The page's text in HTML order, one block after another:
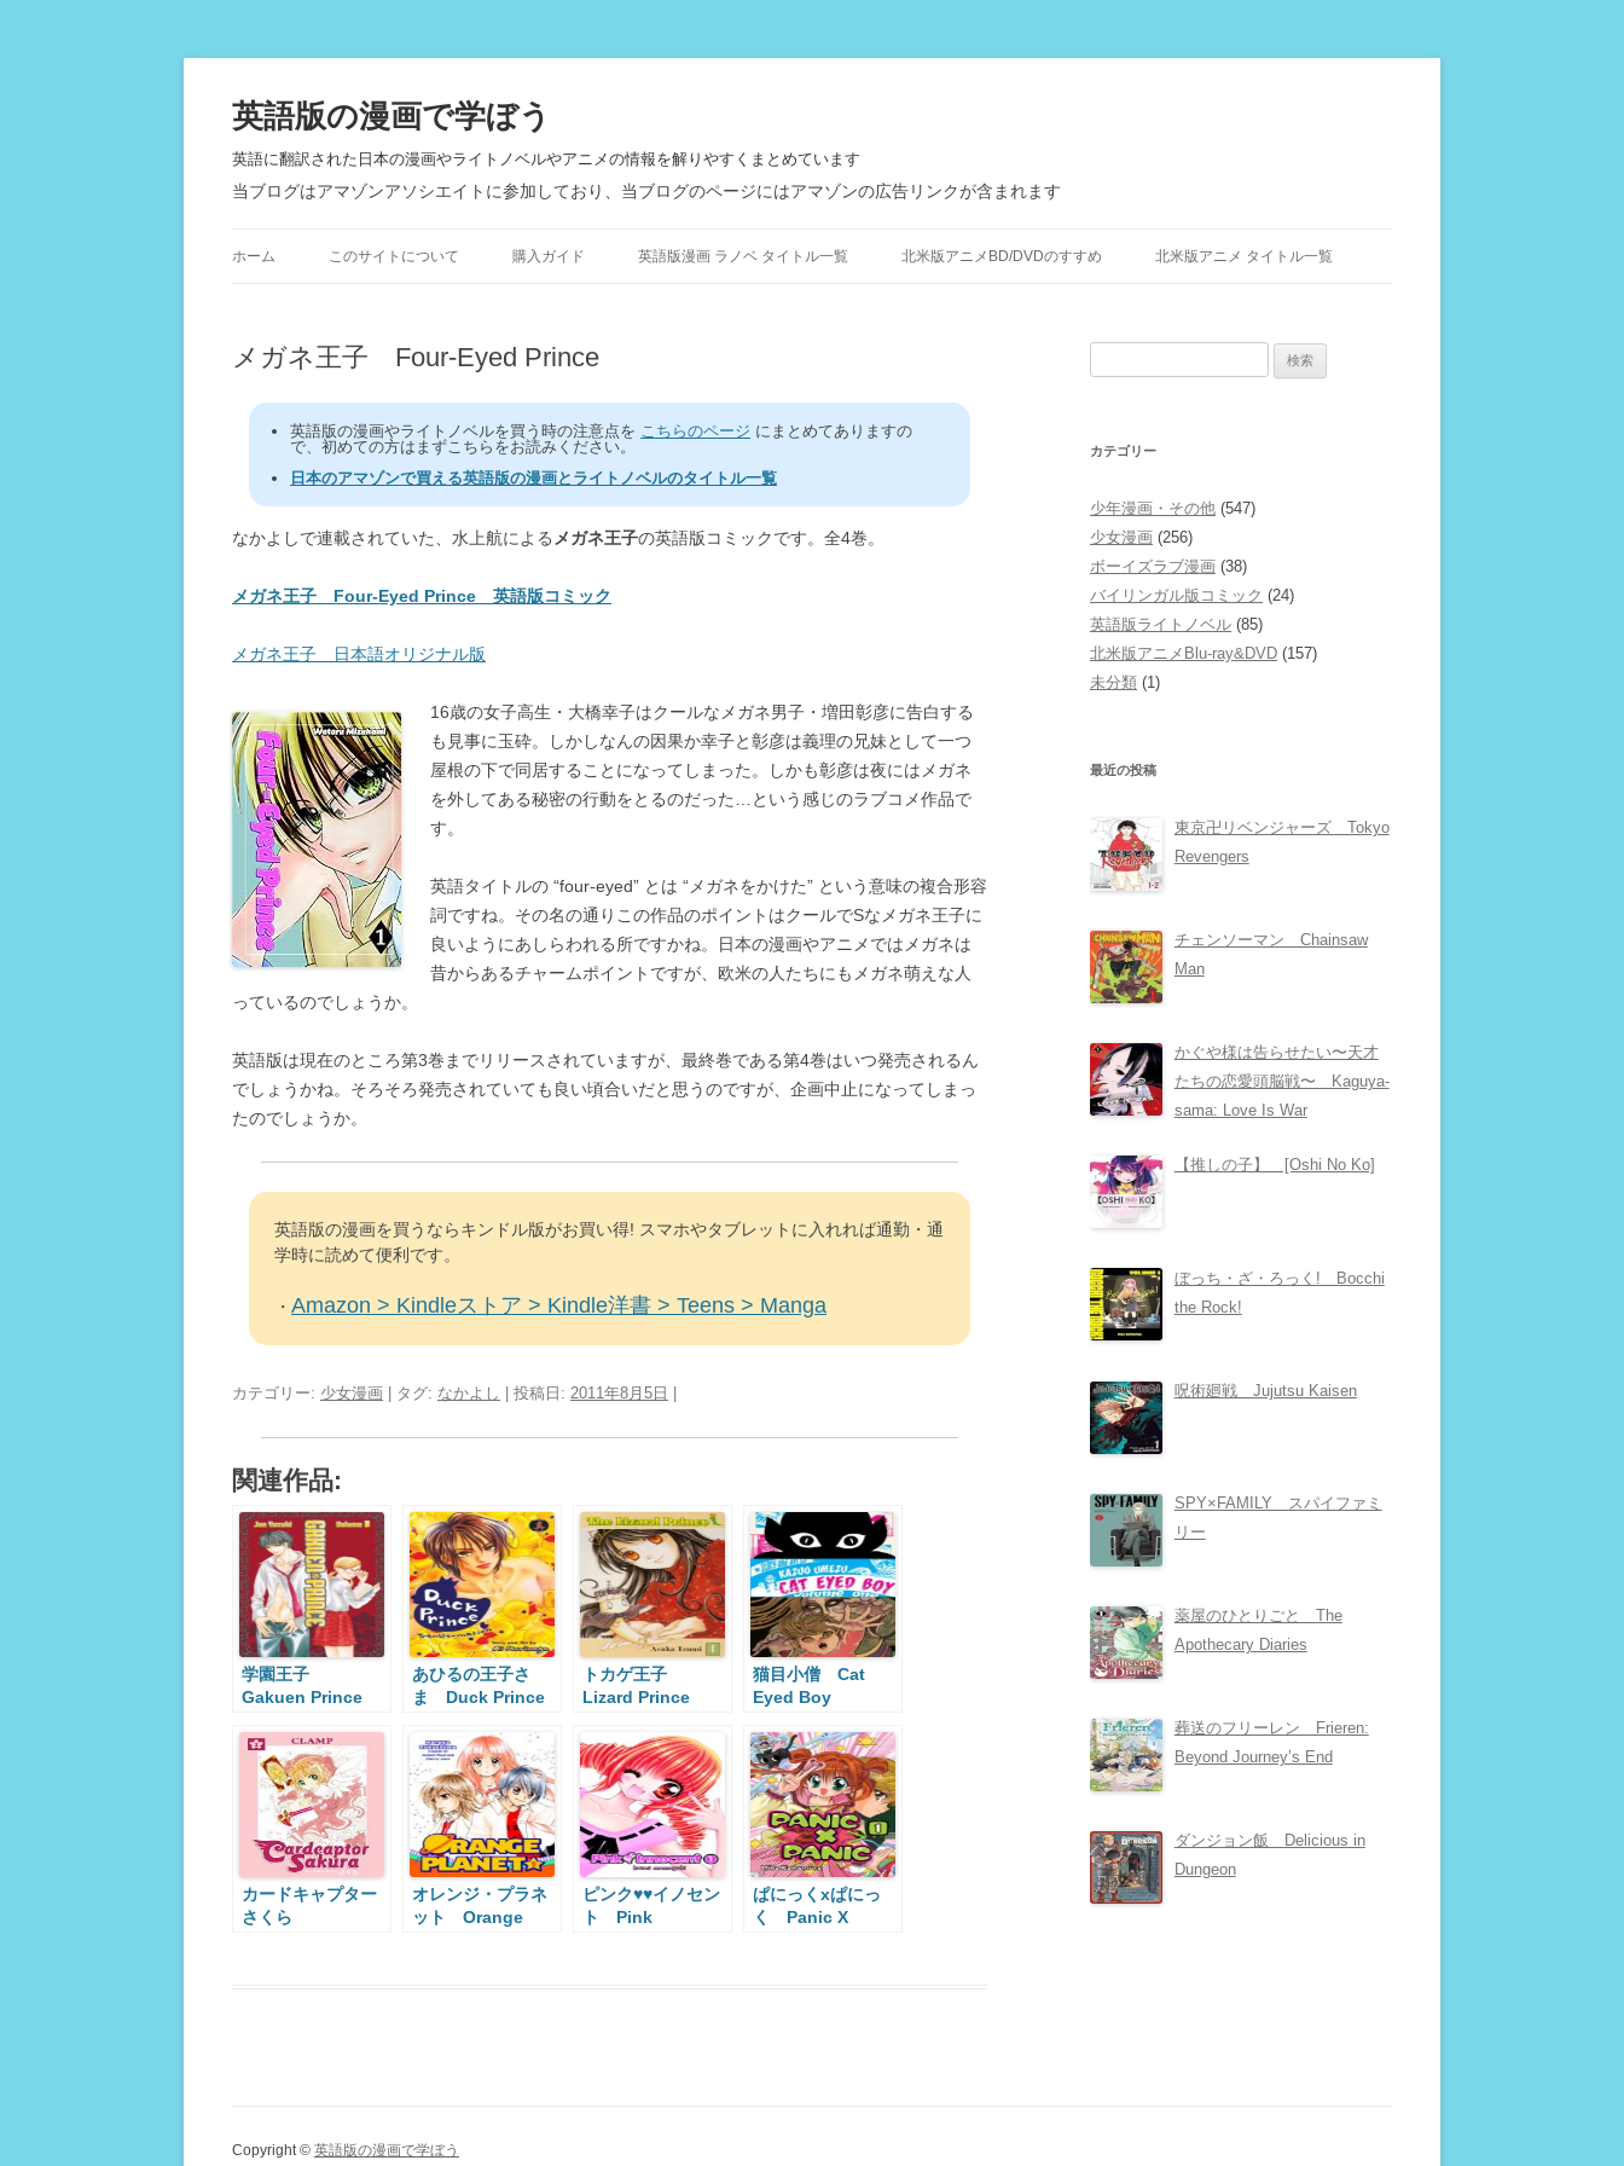
英語版の漫画で学ぼう
英語に翻訳された日本の漫画やライトノベルやアニメの情報を解りやすくまとめています
当ブログはアマゾンアソシエイトに参加しており、当ブログのページにはアマゾンの広告リンクが含まれます
ン
ホーム このサイトについて 購入ガイド 英語版漫画 ラノベ タイトル一覧 北米版アニメBD/DVDのすすめ 北米版アニメ タイトル一覧
メガネ王子 Four-Eyed Prince
英語版の漫画やライトノベルを買う時の注意点を こちらのページ にまとめてありますの
で、初めての方はまずこちらをお読みください。
日本のアマゾンで買える英語版の漫画とライトノベルのタイトル一覧
なかよしで連載されていた、水上航によるメガネ王子の英語版コミックです。全4巻。
メガネ王子 Four-Eyed Prince 英語版コミック
メガネ王子 日本語オリジナル版
16歳の女子高生・大橋幸子はクールなメガネ男子・増田彰彦に告白する
も見事に玉砕。しかしなんの因果か幸子と彰彦は義理の兄妹として一つ
屋根の下で同居することになってしまった。しかも彰彦は夜にはメガネ
を外してある秘密の行動をとるのだった…という感じのラブコメ作品で
す。
英語タイトルの “four-eyed” とは “メガネをかけた” という意味の複合形容
詞ですね。その名の通りこの作品のポイントはクールでSなメガネ王子に
良いようにあしらわれる所ですかね。日本の漫画やアニメではメガネは
昔からあるチャームポイントですが、欧米の人たちにもメガネ萌えな人
っているのでしょうか。
英語版は現在のところ第3巻までリリースされていますが、最終巻である第4巻はいつ発売されるん
でしょうかね。そろそろ発売されていても良い頃合いだと思うのですが、企画中止になってしまっ
たのでしょうか。
英語版の漫画を買うならキンドル版がお買い得! スマホやタブレットに入れれば通勤・通
学時に読めて便利です。
・ Amazon > Kindleストア > Kindle洋書 > Teens > Manga
カテゴリー: 少女漫画 | タグ: なかよし | 投稿日: 2011年8月5日
関連作品:
学園王子
Gakuen Prince
あひるの王子さ
ま Duck Prince
トカゲ王子
Lizard Prince
猫目小僧 Cat
Eyed Boy
カードキャプター
さくら
オレンジ・プラネ
ット Orange
ピンク♥♥イノセン
ト Pink
ぱにっくxぱにっ
く Panic X
カテゴリー
少年漫画・その他 (547)
少女漫画 (256)
ボーイズラブ漫画 (38)
バイリンガル版コミック (24)
英語版ライトノベル (85)
北米版アニメBlu-ray&DVD (157)
未分類 (1)
最近の投稿
東京卍リベンジャーズ Tokyo
Revengers
チェンソーマン Chainsaw
Man
かぐや様は告らせたい〜天才
たちの恋愛頭脳戦〜 Kaguya-
sama: Love Is War
【推しの子】 [Oshi No Ko]
ぼっち・ざ・ろっく! Bocchi
the Rock!
呪術廻戦 Jujutsu Kaisen
SPY×FAMILY スパイファミ
リー
薬屋のひとりごと The
Apothecary Diaries
葬送のフリーレン Frieren:
Beyond Journey’s End
ダンジョン飯 Delicious in
Dungeon
Copyright © 英語版の漫画で学ぼう